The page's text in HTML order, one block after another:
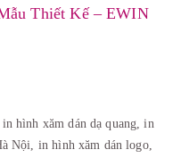
Thiết Kế – EWIN
in hình xăm dán dạ quang,in
Nội, in hình xăm dán logo,